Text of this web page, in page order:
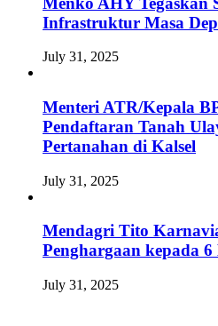
Infrastruktur Masa
July 31, 2025
Menteri ATR/Kepala
Pendaftaran Tanah
Pertanahan di Kalsel
July 31, 2025
Mendagri Tito
Penghargaan kepada
July 31, 2025